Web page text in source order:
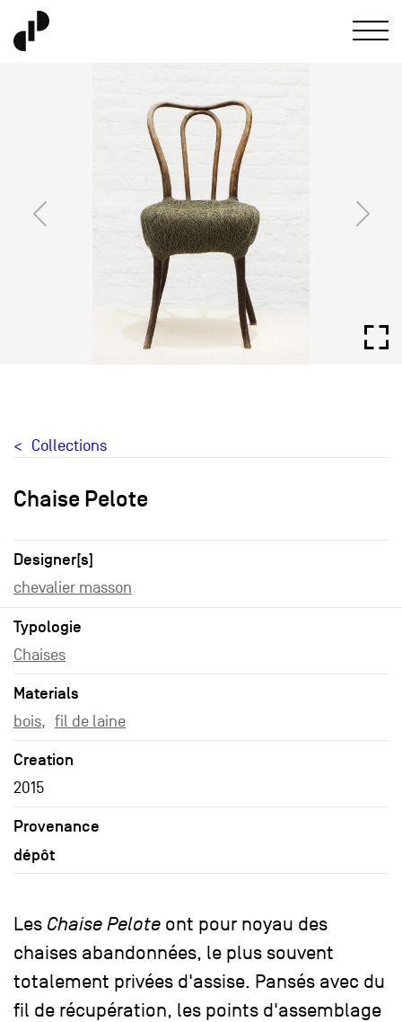
Collections
Chaise Pelote
Designer[s]
chevalier masson
Typologie
Chaises
Materials
bois fil de laine
Creation
2015
Provenance
dépôt
Les Chaise Pelote ont pour noyau des
chaises abandonnées, le plus souvent
totalement privées d'assise. Pansés avec du
fil de récupération, les points d'assemblage